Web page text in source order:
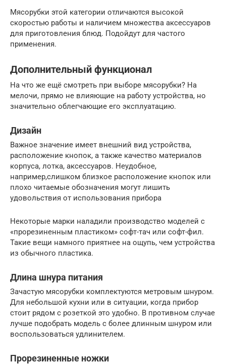
Мясорубки этой категории отличаются высокой
скоростью работы и наличием множества аксессуаров
для приготовления блюд. Подойдут для частого
применения.
Дополнительный функционал
На что же ещё смотреть при выборе мясорубки? На
мелочи, прямо не влияющие на работу устройства, но
значительно облегчающие его эксплуатацию.
Дизайн
Важное значение имеет внешний вид устройства,
расположение кнопок, а также качество материалов
корпуса, лотка, аксессуаров. Неудобное,
например,слишком близкое расположение кнопок или
плохо читаемые обозначения могут лишить
удовольствия от использования прибора
Некоторые марки наладили производство моделей с
«прорезиненным пластиком» софт-тач или софт-фил.
Такие вещи намного приятнее на ощупь, чем устройства
из обычного пластика.
Длина шнура питания
Зачастую мясорубки комплектуются метровым шнуром.
Для небольшой кухни или в ситуации, когда прибор
стоит рядом с розеткой это удобно. В противном случае
лучше подобрать модель с более длинным шнуром или
воспользоваться удлинителем.
Прорезиненные ножки